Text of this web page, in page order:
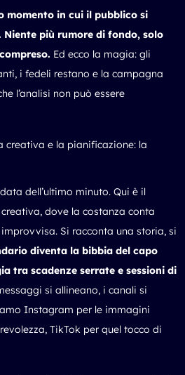
momento in cui il pubblico si
Niente più rumore di fondo, solo
Ed ecco la magia: gli
i fedeli restano e la campagna
l’analisi non può essere
creativa e la pianificazione: la
dell’ultimo minuto. Qui è il
dove la costanza conta
Si racconta una storia, si
diventa la bibbia del capo
tra scadenze serrate e sessioni di
si allineano, i canali si
Instagram per le immagini
TikTok per quel tocco di